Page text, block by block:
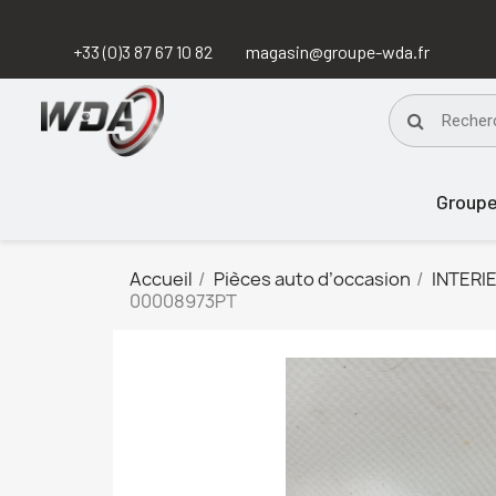
+33 (0)3 87 67 10 82 magasin@groupe-wda.fr
Accueil Pièces auto d’occasion
00008973PT